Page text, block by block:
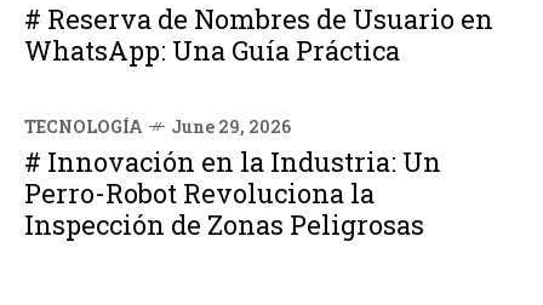
# Reserva de Nombres de Usuario en
WhatsApp: Una Guía Práctica
TECNOLOGÍA June 29, 2026
# Innovación en la Industria: Un
Perro-Robot Revoluciona la
Inspección de Zonas Peligrosas